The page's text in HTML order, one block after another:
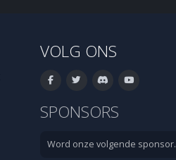
VOLG ONS
SPONSORS
Word onze volgende sponsor.